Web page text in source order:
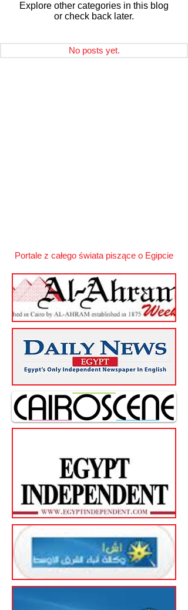
Explore other categories in this blog
or check back later.
No posts yet.
Portale z całego świata piszące o Egipcie